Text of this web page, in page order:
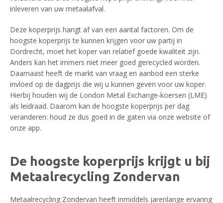
inleveren van uw metaalafval.
Deze koperprijs hangt af van een aantal factoren. Om de
hoogste koperprijs te kunnen krijgen voor uw partij in
Dordrecht, moet het koper van relatief goede kwaliteit zijn.
Anders kan het immers niet meer goed gerecycled worden.
Daarnaast heeft de markt van vraag en aanbod een sterke
invloed op de dagprijs die wij u kunnen geven voor uw koper.
Hierbij houden wij de London Metal Exchange-koersen (LME)
als leidraad. Daarom kan de hoogste koperprijs per dag
veranderen: houd ze dus goed in de gaten via onze website of
onze app.
De hoogste koperprijs krijgt u bij
Metaalrecycling Zondervan
Metaalrecycling Zondervan heeft inmiddels jarenlange ervaring